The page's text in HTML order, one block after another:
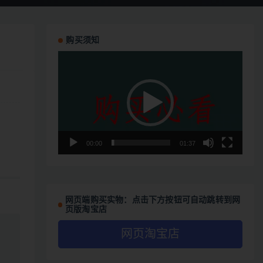
购买须知
00:00 01:37
网页端购买实物：点击下方按钮可自动跳转到网
页版淘宝店
网页淘宝店